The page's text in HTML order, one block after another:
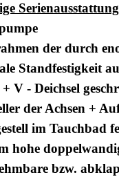
Serienausstattung
der durch
Standfestigkeit
+ V - Deichsel
der Achsen +
im Tauchbad
hohe
bzw.